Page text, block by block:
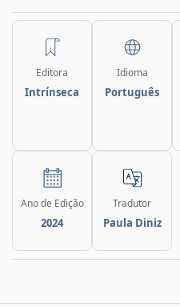
Editora
Intrínseca
Idioma
Português
Ano de Edição
2024
Tradutor
Paula Diniz